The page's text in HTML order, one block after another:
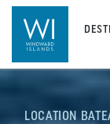
LOCATION